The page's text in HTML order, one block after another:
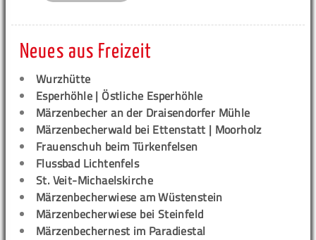
Neues aus Freizeit
Wurzhütte
Esperhöhle | Östliche Esperhöhle
Märzenbecher an der Draisendorfer Mühle
Märzenbecherwald bei Ettenstatt | Moorholz
Frauenschuh beim Türkenfelsen
Flussbad Lichtenfels
St. Veit-Michaelskirche
Märzenbecherwiese am Wüstenstein
Märzenbecherwiese bei Steinfeld
Märzenbechernest im Paradiestal